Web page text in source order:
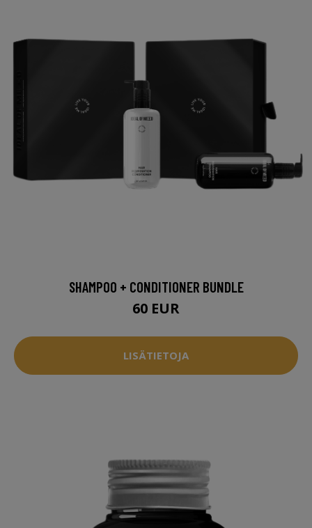
SHAMPOO + CONDITIONER BUNDLE
60 EUR
LISÄTIETOJA